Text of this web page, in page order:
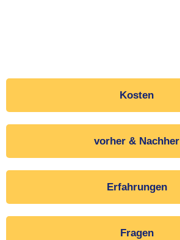
Kosten
vorher & Nachher
Erfahrungen
Fragen